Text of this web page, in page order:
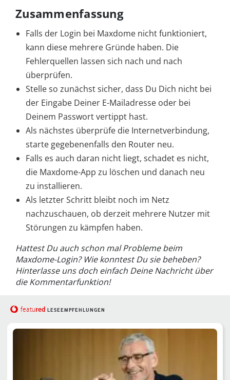
Zusammenfassung
Falls der Login bei Maxdome nicht funktioniert,
kann diese mehrere Gründe haben. Die
Fehlerquellen lassen sich nach und nach
überprüfen.
Stelle so zunächst sicher, dass Du Dich nicht bei
der Eingabe Deiner E-Mailadresse oder bei
Deinem Passwort vertippt hast.
Als nächstes überprüfe die Internetverbindung,
starte gegebenenfalls den Router neu.
Falls es auch daran nicht liegt, schadet es nicht,
die Maxdome-App zu löschen und danach neu
zu installieren.
Als letzter Schritt bleibt noch im Netz
nachzuschauen, ob derzeit mehrere Nutzer mit
Störungen zu kämpfen haben.
Hattest Du auch schon mal Probleme beim
Maxdome-Login? Wie konntest Du sie beheben?
Hinterlasse uns doch einfach Deine Nachricht über
die Kommentarfunktion!
featured LESEEMPFEHLUNGEN